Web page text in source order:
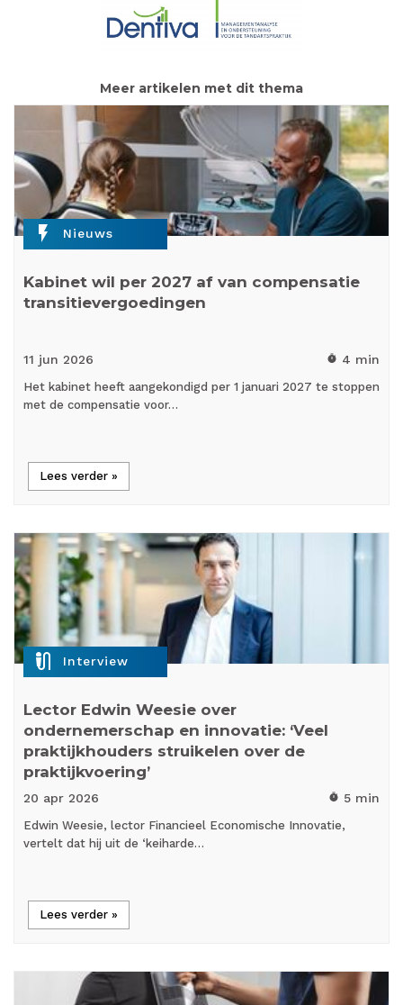
Meer artikelen met dit thema
flash_on Nieuws
Kabinet wil per 2027 af van compensatie
transitievergoedingen
11 jun 2026 timer 4 min
Het kabinet heeft aangekondigd per 1 januari 2027 te stoppen
met de compensatie voor…
Lees verder »
mic_external_on Interview
Lector Edwin Weesie over
ondernemerschap en innovatie: ‘Veel
praktijkhouders struikelen over de
praktijkvoering’
20 apr 2026 timer 5 min
Edwin Weesie, lector Financieel Economische Innovatie,
vertelt dat hij uit de ‘keiharde…
Lees verder »